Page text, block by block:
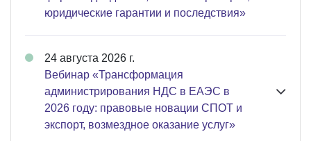
юридические гарантии и последствия»
24 августа 2026 г.
Вебинар «Трансформация
администрирования НДС в ЕАЭС в
2026 году: правовые новации СПОТ и
экспорт, возмездное оказание услуг»